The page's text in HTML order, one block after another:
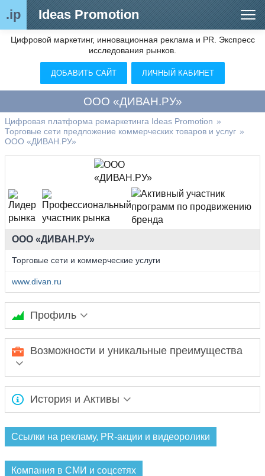
.ip Ideas Promotion
Сегменты рынка
Цифровой ремаркетинг (анализ рынка)
Видео
О нас
Контакты
Цифровой маркетинг, инновационная реклама и PR. Экспресс
исследования рынков.
ДОБАВИТЬ САЙТ ЛИЧНЫЙ КАБИНЕТ
ООО «ДИВАН.РУ»
Цифровая платформа ремаркетинга Ideas Promotion »
Торговые сети предложение коммерческих товаров и услуг »
ООО «ДИВАН.РУ»
ООО «ДИВАН.РУ»
Торговые сети и коммерческие услуги
www.divan.ru
Профиль
Диван.ру – интернет-магазин по-настоящему удобной
мебели.Возможности и уникальные преимущества
Интернет-магазин представляет только тщательно
отобранные модели, исключительные диваны – хиты продаж
в Москве и по России.
История и Активы
Ссылки на рекламу, PR-акции и видеоролики
Компания в СМИ и соцсетях